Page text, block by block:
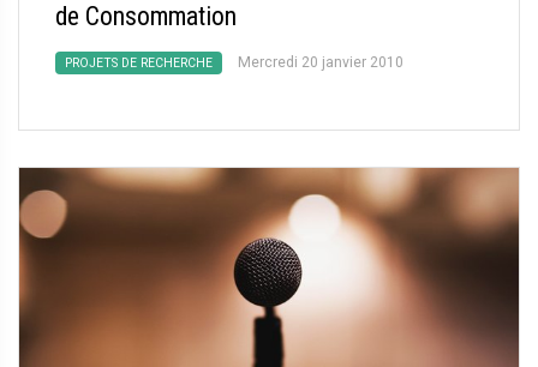
de Consommation
PROJETS DE RECHERCHE Mercredi 20 janvier 2010